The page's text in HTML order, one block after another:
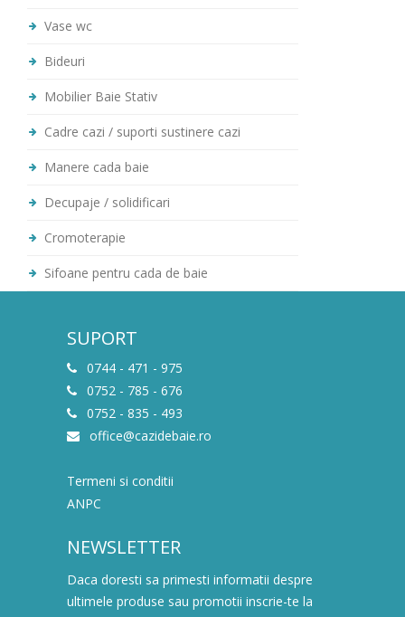
Vase wc
Bideuri
Mobilier Baie Stativ
Cadre cazi / suporti sustinere cazi
Manere cada baie
Decupaje / solidificari
Cromoterapie
Sifoane pentru cada de baie
SUPORT
0744 - 471 - 975
0752 - 785 - 676
0752 - 835 - 493
office@cazidebaie.ro
Termeni si conditii
ANPC
NEWSLETTER
Daca doresti sa primesti informatii despre
ultimele produse sau promotii inscrie-te la